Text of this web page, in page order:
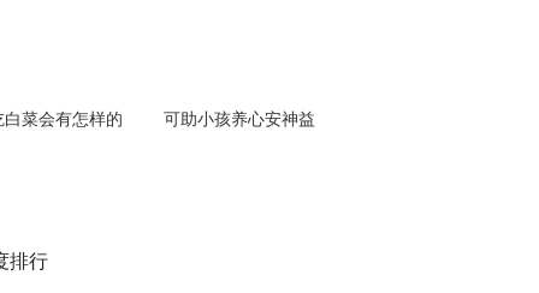
白菜会有怎样的 可助小孩养心安神益
排行